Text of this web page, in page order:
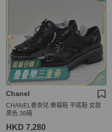
Chanel
CHANEL香奈兒 樂福鞋 平底鞋 女款
黑色 36碼
HKD 7,280